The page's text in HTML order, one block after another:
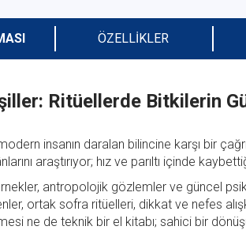
ÖZELLIKLER
Ritüellerde Bitkilerin
insanın daralan bilincine karşı bir
araştırıyor; hız ve parıltı içinde
antropolojik gözlemler ve güncel
ortak sofra ritüelleri, dikkat ve nefes
ne de teknik bir el kitabı; sahici bir